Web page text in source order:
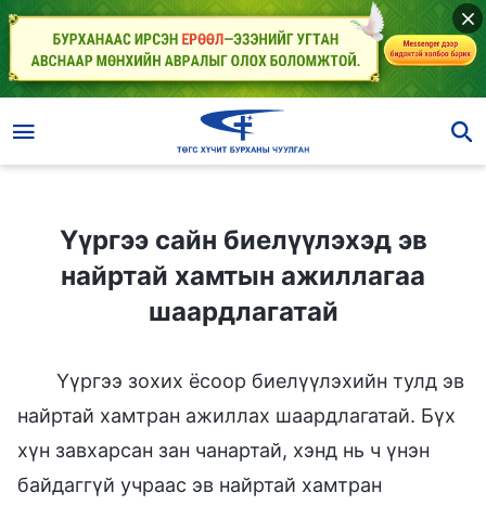
Үүргээ сайн биелүүлэхэд эв
найртай хамтын ажиллагаа
шаардлагатай
Үүргээ зохих ёсоор биелүүлэхийн тулд эв
найртай хамтран ажиллах шаардлагатай. Бүх
хүн завхарсан зан чанартай, хэнд нь ч үнэн
байдаггүй учраас эв найртай хамтран